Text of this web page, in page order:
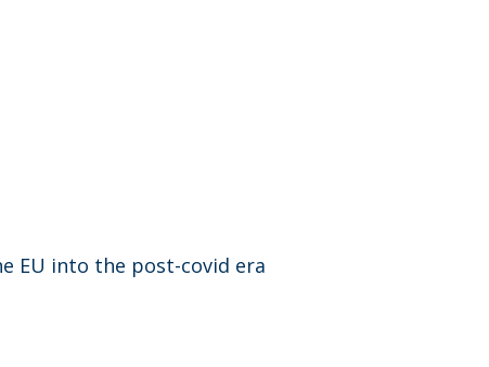
EU into the post-covid era